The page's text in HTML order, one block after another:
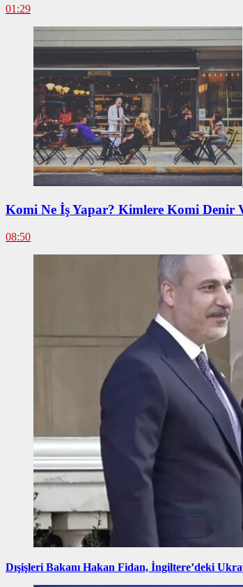
01:29
Komi Ne İş Yapar? Kimlere Komi Denir
08:50
Dışişleri Bakanı Hakan Fidan, İngiltere’deki